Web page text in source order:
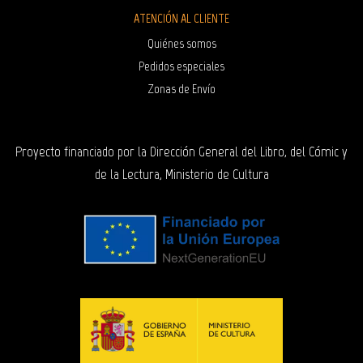
ATENCIÓN AL CLIENTE
Quiénes somos
Pedidos especiales
Zonas de Envío
Proyecto financiado por la Dirección General del Libro, del Cómic y
de la Lectura, Ministerio de Cultura